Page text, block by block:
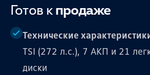
Готов кпродаже
Технические
TSI (272 л.с.), 7 АКП и 21
диски